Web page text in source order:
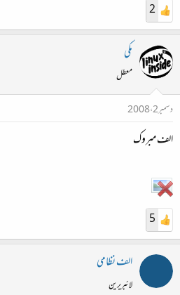
2
مکی
معطل
دسمبر 2، 2008
الف مبروك
5
الف نظامی
لائبریرین